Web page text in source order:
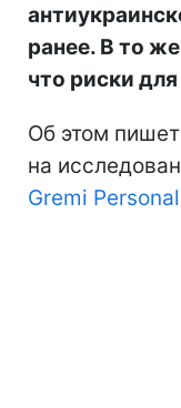
ранее. В то
что риски
Об этом пишет
на
Gremi Personal